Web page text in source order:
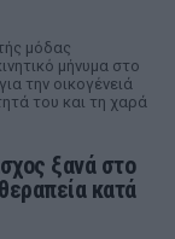
μόδας
μήνυμα στο
την οικογένειά
του και τη χαρά
ξανά στο
κατά